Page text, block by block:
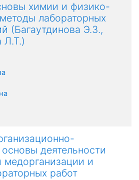
химии и физико-
лабораторных
(Багаутдинова Э.З.,
Л.Т.)
деятельности
медорганизации и
работ